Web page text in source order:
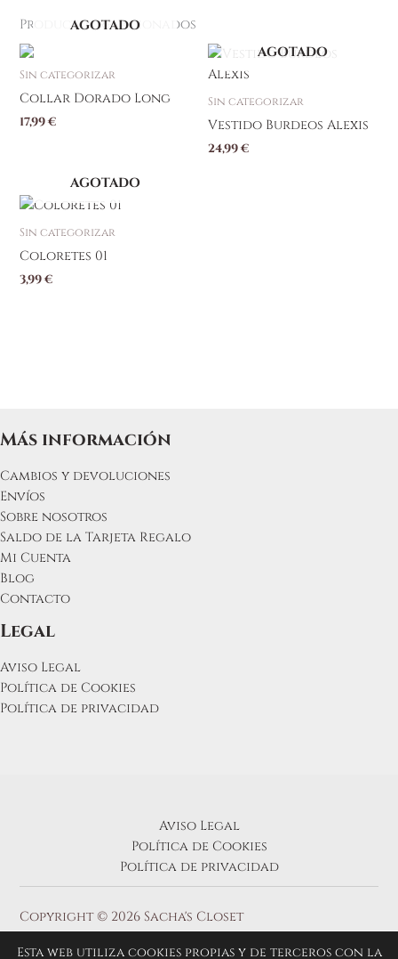
Productos relacionados
AGOTADO
Sin categorizar
Collar Dorado Long
17,99€
AGOTADO
Sin categorizar
Vestido Burdeos Alexis
24,99€
AGOTADO
Sin categorizar
Coloretes 01
3,99€
Más información
Cambios y devoluciones
Envíos
Sobre nosotros
Saldo de la Tarjeta Regalo
Mi Cuenta
Blog
Contacto
Legal
Aviso Legal
Política de Cookies
Política de privacidad
Aviso Legal
Política de Cookies
Política de privacidad
Copyright © 2026 Sacha's Closet
Esta web utiliza cookies propias y de terceros con la